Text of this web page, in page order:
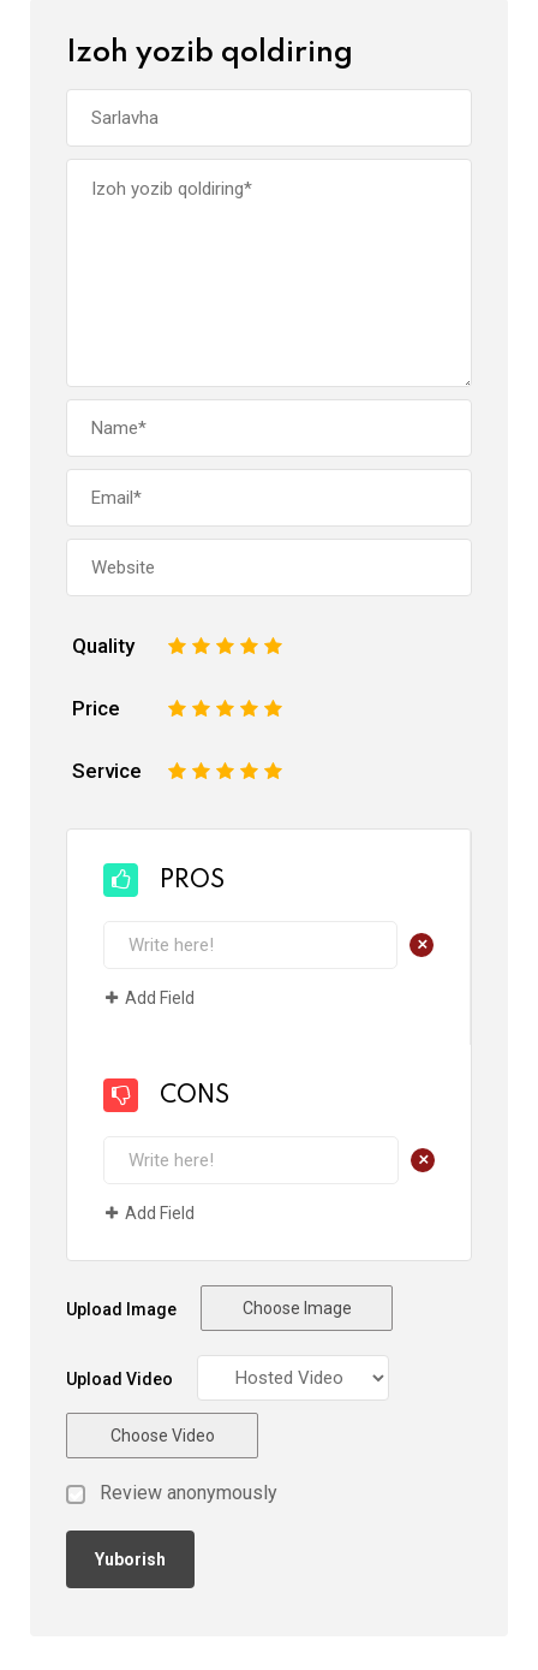
Izoh yozib qoldiring
Quality 5
4
3
2
Price 5
4
3
2
Service 5
4
3
2
PROS
+
Add Field
CONS
+
Add Field
Upload Image Choose Image
Upload Video
Choose Video
Review anonymously